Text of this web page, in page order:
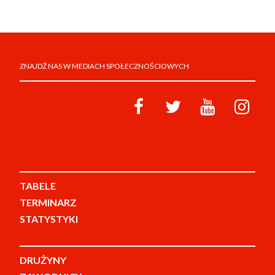
ZNAJDŹ NAS W MEDIACH SPOŁECZNOŚCIOWYCH
TABELE
TERMINARZ
STATYSTYKI
DRUŻYNY